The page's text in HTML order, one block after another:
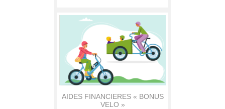
AIDES FINANCIERES « BONUS
VELO »